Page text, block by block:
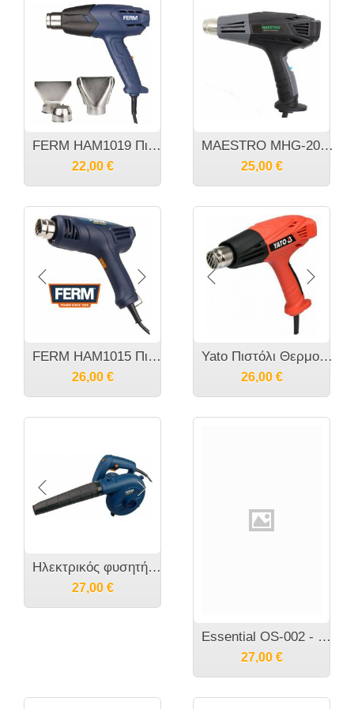
FERM HAM1019 Πιστόλι Θερμού Αέρα 2000Watt
22,00 €
MAESTRO MHG-2001 MHG-3001 Πιστόλι θερμού αέρα 2 ταχυτήτων 2000W
25,00 €
FERM HAM1015 Πιστόλι θερμού αέρα 2000 Watt
26,00 €
Yato Πιστόλι Θερμού Αέρα Ρυθμιζομενο 2000W YT-82294 20182294
26,00 €
Ηλεκτρικός φυσητήρας-αναρροφητήρας Ferm με ρύθμιση στροφών 400 Watt EBM1003
27,00 €
Essential OS-002 - Τριβείο παλμικό 150W
27,00 €